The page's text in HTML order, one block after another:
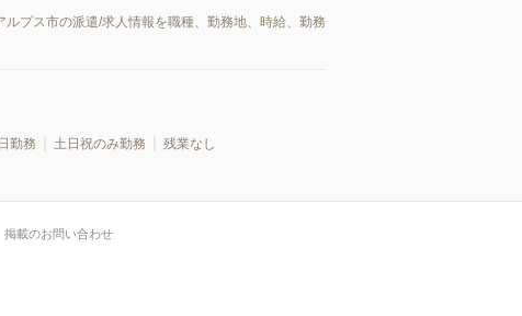
プス市の派遣/求人情報を職種、勤務地、時給、勤務
勤務 土日祝のみ勤務
残業なし
掲載のお問い合わせ